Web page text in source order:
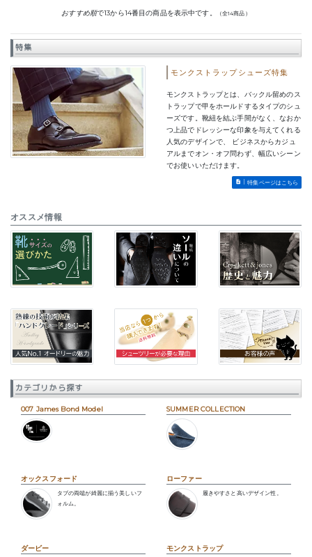
おすすめ順で13から14番目の商品を表示中です。 （全14商品）
特集
モンクストラップシューズ特集
モンクストラップとは、バックル留めのス
トラップで甲をホールドするタイプのシュ
ーズです。靴紐を結ぶ手間がなく、なおか
つ上品でドレッシーな印象を与えてくれる
人気のデザインで、 ビジネスからカジュ
アルまでオン・オフ問わず、幅広いシーン
でお使いいただけます。
特集ページはこちら
オススメ情報
カテゴリから探す
007 James Bond Model SUMMER COLLECTION
オックスフォード
タブの両端が綺麗に揃う美しいフ
ォルム。
ローファー
履きやすさと高いデザイン性。
ダービー モンクストラップ